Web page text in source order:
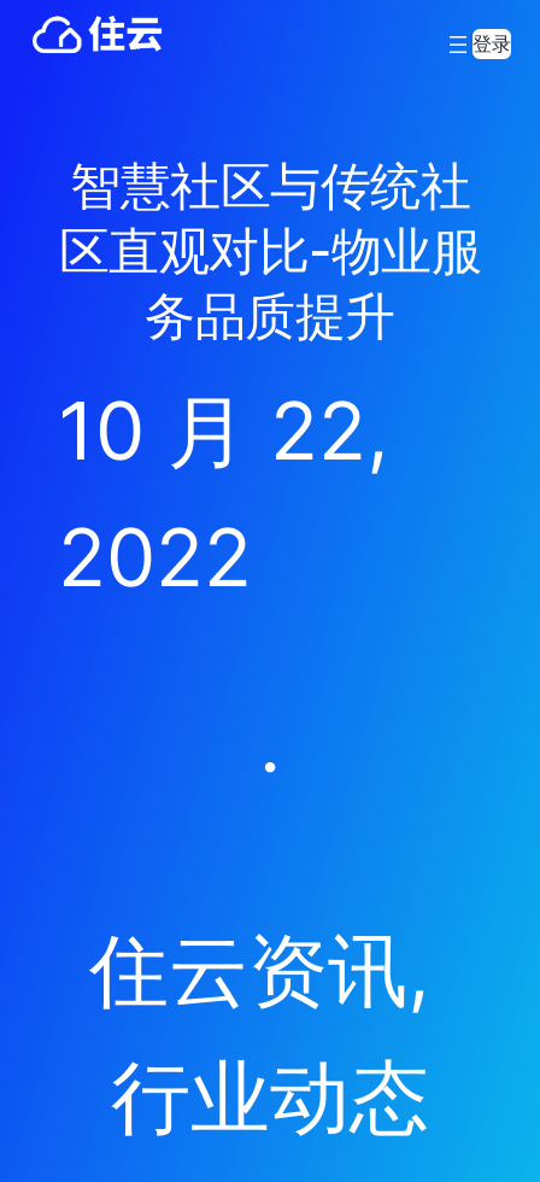
登录
智慧社区与传统社
区直观对比-物业服
务品质提升
10 月 22,
2022
·
住云资讯
行业动态